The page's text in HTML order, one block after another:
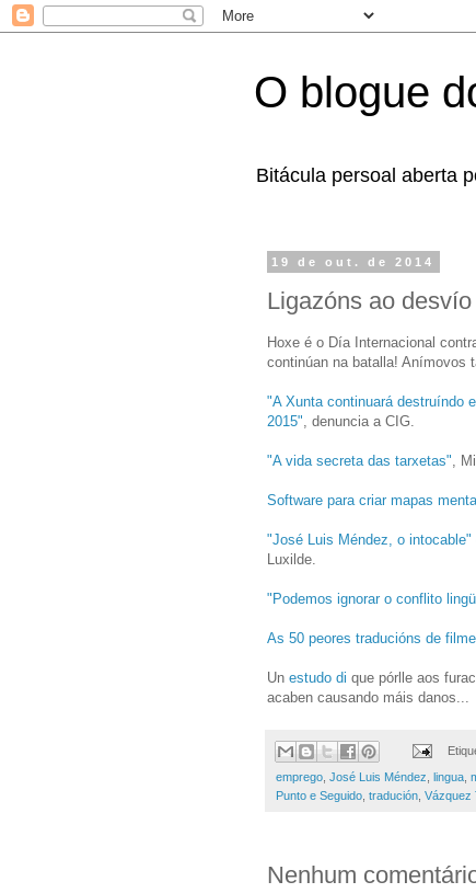
O blogue
Bitácula persoal aberta
19 de out. de 2014
Ligazóns ao
Hoxe é o Día Internacional
continúan na batalla! Anímovos
"A Xunta continuará destruíndo
2015" , denuncia a CIG.
"A vida secreta das tarxetas" ,
Software para criar mapas
"José Luis Méndez, o intocable"
Luxilde.
"Podemos ignorar o conflito
As 50 peores traducións de
Un estudo di que pórlle aos
acaben causando máis danos...
emprego José Luis Méndez lingua
Punto e Seguido tradución Vázquez
Nenhum